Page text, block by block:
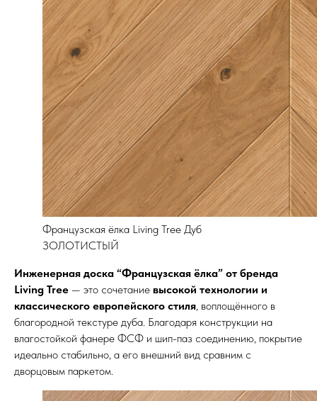
Французская ёлка Living Tree Дуб
ЗОЛОТИСТЫЙ
Инженерная доска “Французская ёлка” от бренда
Living Tree — это сочетание высокой технологии и
классического европейского стиля, воплощённого в
благородной текстуре дуба. Благодаря конструкции на
влагостойкой фанере ФСФ и шип-паз соединению, покрытие
идеально стабильно, а его внешний вид сравним с
дворцовым паркетом.